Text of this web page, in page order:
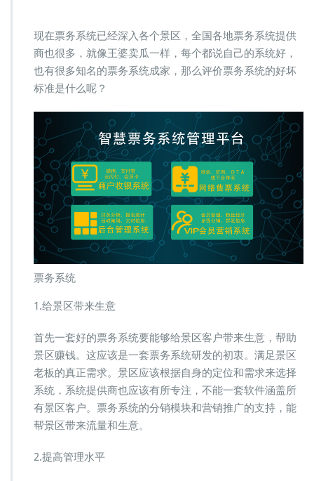
区
票
务
系
标
准
是
么
现在票务系统已经深入各个景区，全国各地票务系统提供
商也很多，就像王婆卖瓜一样，每个都说自己的系统好，
也有很多知名的票务系统成家，那么评价票务系统的好坏
标准是什么呢？
票务系统
1.给景区带来生意
首先一套好的票务系统要能够给景区客户带来生意，帮助
景区赚钱。这应该是一套票务系统研发的初衷。满足景区
老板的真正需求。景区应该根据自身的定位和需求来选择
系统，系统提供商也应该有所专注，不能一套软件涵盖所
有景区客户。票务系统的分销模块和营销推广的支持，能
帮景区带来流量和生意。
2.提高管理水平